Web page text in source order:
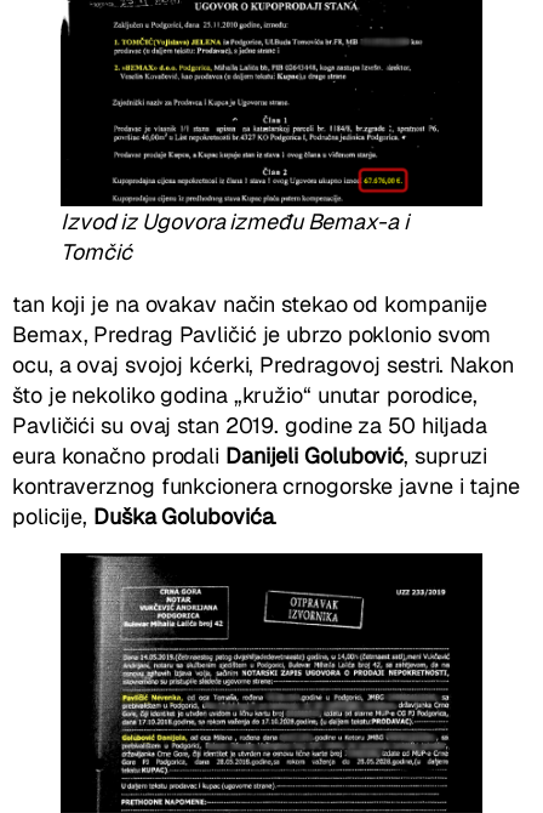
Izvod iz Ugovora između Bemax-a i
Tomčić
tan koji je na ovakav način stekao od kompanije
Bemax, Predrag Pavličić je ubrzo poklonio svom
ocu, a ovaj svojoj kćerki, Predragovoj sestri. Nakon
što je nekoliko godina „kružio“ unutar porodice,
Pavličići su ovaj stan 2019. godine za 50 hiljada
eura konačno prodali Danijeli Golubović, supruzi
kontraverznog funkcionera crnogorske javne i tajne
policije, Duška Golubovića.